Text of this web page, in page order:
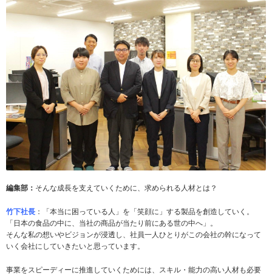
編集部： そんな成長を支えていくために、求められる人材とは？
竹下社長 ：「本当に困っている人」を「笑顔に」する製品を創造していく。
「日本の食品の中に、当社の商品が当たり前にある世の中へ」。
そんな私の想いやビジョンが浸透し、社員一人ひとりがこの会社の幹になって
いく会社にしていきたいと思っています。
事業をスピーディーに推進していくためには、スキル・能力の高い人材も必要